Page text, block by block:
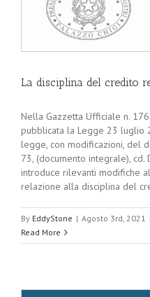
La disciplina del credito
Nella Gazzetta Ufficiale n.
pubblicata la Legge 23 luglio
legge, con modificazioni, del
73, (documento integrale),
introduce rilevanti modifiche
relazione alla disciplina del
By EddyStone | Agosto 3rd, 2021
Read More